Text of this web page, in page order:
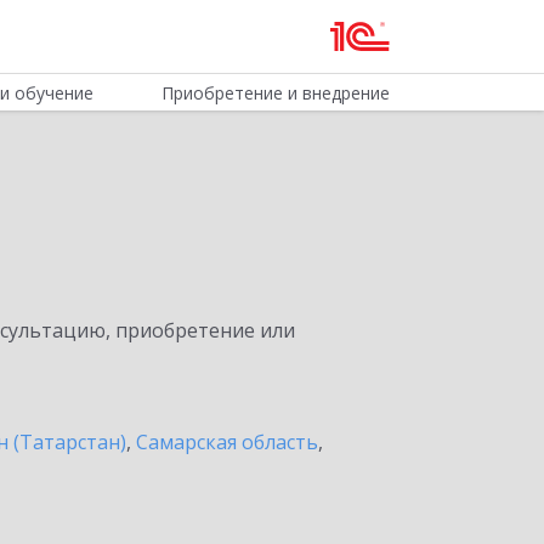
обучение Приобретение и внедрение
приобретение или
(Татарстан), Самарская область,